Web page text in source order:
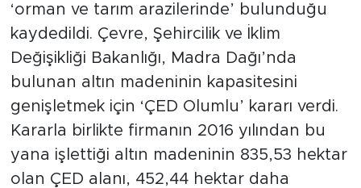
‘orman ve tarım arazilerinde’ bulunduğu
kaydedildi. Çevre, Şehircilik ve İklim
Değişikliği Bakanlığı, Madra Dağı’nda
bulunan altın madeninin kapasitesini
genişletmek için ‘ÇED Olumlu’ kararı verdi.
Kararla birlikte firmanın 2016 yılından bu
yana işlettiği altın madeninin 835,53 hektar
olan ÇED alanı, 452,44 hektar daha